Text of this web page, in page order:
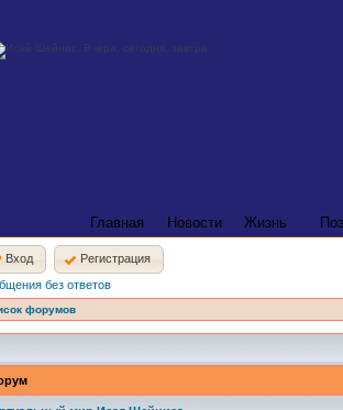
Главная Новости Жизнь
Вход
Регистрация
без ответов
форумов